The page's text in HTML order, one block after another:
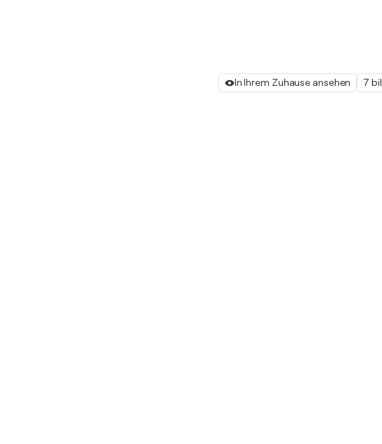
In Ihrem Zuhause ansehen 7